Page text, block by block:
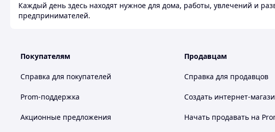
Каждый день здесь находят нужное для дома, работы, увлечений и
предпринимателей.
Покупателям
Справка для покупателей
Prom-поддержка
Акционные предложения
Продавцам
Справка для продавцов
Создать интернет-
Начать продавать на